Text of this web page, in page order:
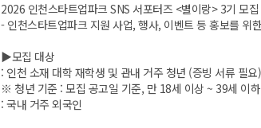
2026 인천스타트업파크 SNS 서포터즈 <별이랑> 3기 모집
- 인천스타트업파크 지원 사업, 행사, 이벤트 등 홍보를 위
▶모집 대상
: 인천 소재 대학 재학생 및 관내 거주 청년 (증빙 서류 필요)
※ 청년 기준 : 모집 공고일 기준, 만 18세 이상 ~ 39세 이하
: 국내 거주 외국인